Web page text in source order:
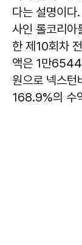
다는 설명이다
사인 롤코리아
한 제10회차
액은 1만
원으로 넥스턴
168.9%의 수